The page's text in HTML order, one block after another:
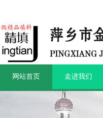
网站首页 走进我们